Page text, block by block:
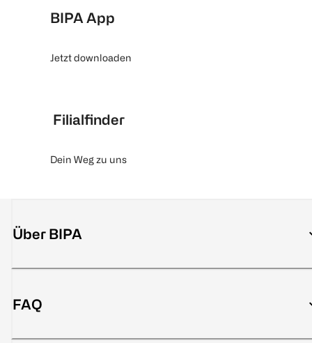
BIPA App
Jetzt downloaden
Filialfinder
Dein Weg zu uns
Über BIPA
FAQ